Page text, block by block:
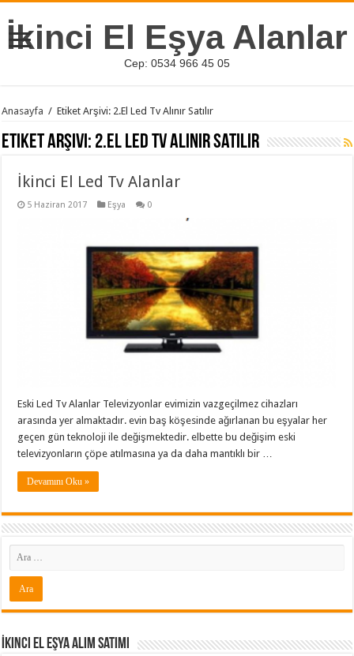
İkinci El Eşya Alanlar
Cep: 0534 966 45 05
Anasayfa / Etiket Arşivi: 2.El Led Tv Alınır Satılır
Etiket Arşivi: 2.El Led Tv Alınır Satılır
İkinci El Led Tv Alanlar
5 Haziran 2017 Eşya 0
Eski Led Tv Alanlar Televizyonlar evimizin vazgeçilmez cihazları
arasında yer almaktadır. evin baş köşesinde ağırlanan bu eşyalar her
geçen gün teknoloji ile değişmektedir. elbette bu değişim eski
televizyonların çöpe atılmasına ya da daha mantıklı bir …
Devamını Oku »
İkinci El Eşya Alım Satımı